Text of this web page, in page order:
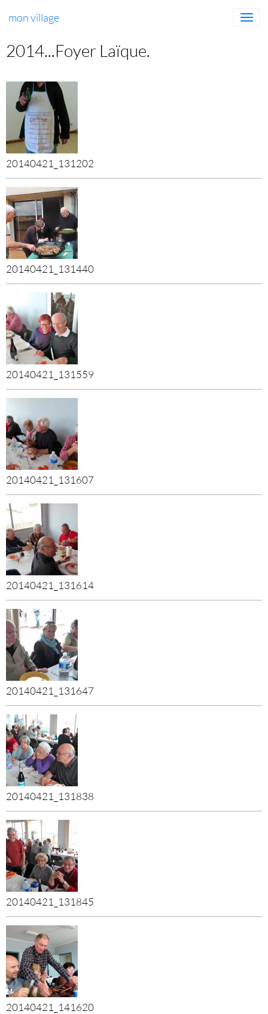
mon village
2014...Foyer Laïque.
20140421_131202
20140421_131440
20140421_131559
20140421_131607
20140421_131614
20140421_131647
20140421_131838
20140421_131845
20140421_141620